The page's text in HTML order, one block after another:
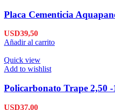
Placa Cementicia
USD39,50
Añadir al carrito
Quick view
Add to wishlist
Policarbonato Trape 2,50 -
USD37,00